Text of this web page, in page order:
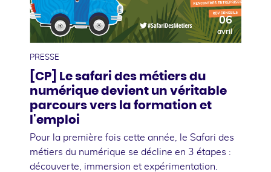
06
avril
PRESSE
[CP] Le safari des métiers du
numérique devient un véritable
parcours vers la formation et
l'emploi
Pour la première fois cette année, le Safari des
métiers du numérique se décline en 3 étapes :
découverte, immersion et expérimentation.